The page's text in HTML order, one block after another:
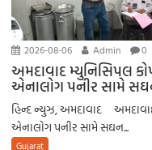
2026-08-06 Admin 0
અમદાવાદ મ્યુનિસિપલ
એનાલોગ પનીર સામે
હિન્દ ન્યુઝ, અમદાવાદ અમદાવાદ
એનાલોગ પનીર સામે સઘન...
Gujarat